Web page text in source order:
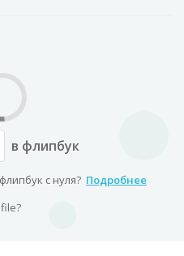
в флипбук
с нуля? Подробнее